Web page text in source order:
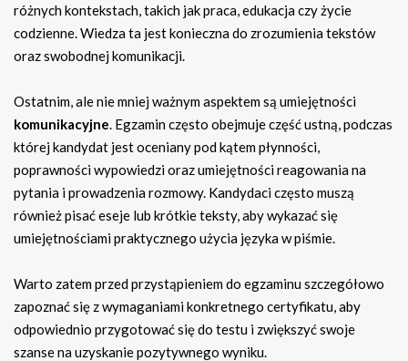
różnych kontekstach, takich jak praca, edukacja czy życie
codzienne. Wiedza ta jest konieczna do zrozumienia tekstów
oraz swobodnej komunikacji.
Ostatnim, ale nie mniej ważnym aspektem są umiejętności
komunikacyjne. Egzamin często obejmuje część ustną, podczas
której kandydat jest oceniany pod kątem płynności,
poprawności wypowiedzi oraz umiejętności reagowania na
pytania i prowadzenia rozmowy. Kandydaci często muszą
również pisać eseje lub krótkie teksty, aby wykazać się
umiejętnościami praktycznego użycia języka w piśmie.
Warto zatem przed przystąpieniem do egzaminu szczegółowo
zapoznać się z wymaganiami konkretnego certyfikatu, aby
odpowiednio przygotować się do testu i zwiększyć swoje
szanse na uzyskanie pozytywnego wyniku.